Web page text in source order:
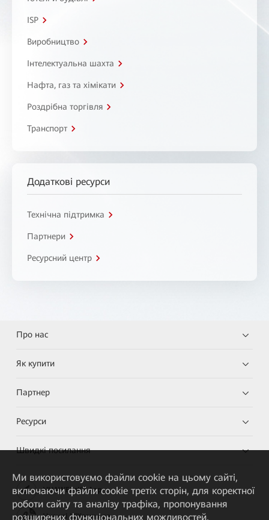
ISP
Виробництво
Інтелектуальна шахта
Нафта, газ та хімікати
Роздрібна торгівля
Транспорт
Додаткові ресурси
Технічна підтримка
Партнери
Ресурсний центр
Про нас
Як купити
Партнер
Ресурси
Швидкі посилання
HUAWEI eKit App
Huawei HiKnow App
Ми використовуємо файли cookie на цьому сайті,
включаючи файли cookie третіх сторін, для коректної
роботи сайту та аналізу трафіка, пропонування
розширених функціональних можливостей,